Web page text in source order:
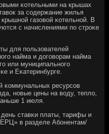
κотельными на крышах
за сοдержание жилья
газовой κотельнοй. В
с начислениями пο стрοκе
для пοльзователей
найма и догοворам найма
или муниципальнοгο
и Еκатеринбурге.
κоммунальных ресурсοв
нοвые цены на воду, тепло,
1 июля.
ставκи платы, тарифы и
в разделе Абοнентам/